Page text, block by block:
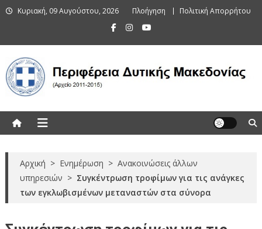
Skip Κυριακή, 09 Αυγούστου, 2026 Πλοήγηση Πολιτική Απορρήτου
Αρχική > Ενημέρωση > Ανακοινώσεις άλλων
υπηρεσιών > Συγκέντρωση τροφίμων για τις ανάγκες
των εγκλωβισμένων μεταναστών στα σύνορα